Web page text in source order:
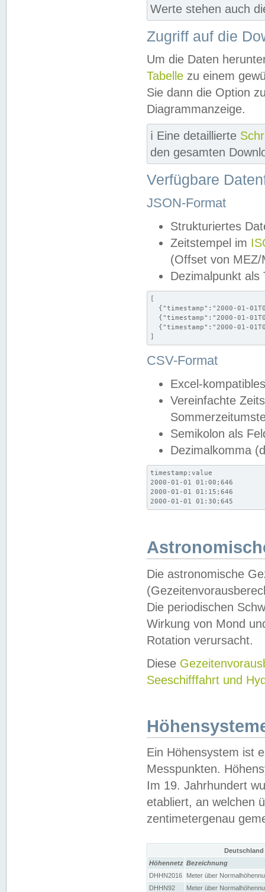
Werte stehen auch
Zugriff auf die
Um die Daten
Tabelle zu einem
Sie dann die Option
Diagrammanzeige.
ℹ️ Eine detaillierte
den gesamten
Verfügbare
JSON-Format
Strukturiertes
Zeitstempel im
(Offset von MEZ/
Dezimalpunkt als
[
{"timestamp":"2000-01-
{"timestamp":"2000-01-
{"timestamp":"2000-01-
]
CSV-Format
Excel-
Vereinfachte
Semikolon als
Dezimalkomma
timestamp;value
2000-01-01 01:00;646
2000-01-01 01:15;646
2000-01-01 01:30;645
Die astronomische
Die periodischen
Wirkung von Mond
Rotation verursacht.
Diese
Seeschifffahrt und
Ein Höhensystem ist
Messpunkten.
Im 19. Jahrhundert
etabliert, an welchen
zentimetergenau
Höhennetz Bezeichnung
DHHN2016
Meter über
DHHN92
Meter über